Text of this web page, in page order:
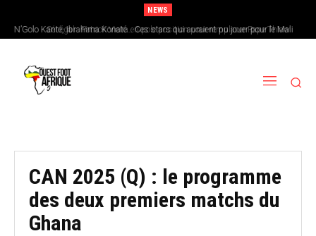
NEWS
N’Golo Kanté, Ibrahima Konaté… Ces stars qui auraient pu jouer pour le Mali
Sénégal : Patrick Vieira en pole position pour remplacer Pape Thiaw
CAN 2025 (Q) : le programme
des deux premiers matchs du
Ghana